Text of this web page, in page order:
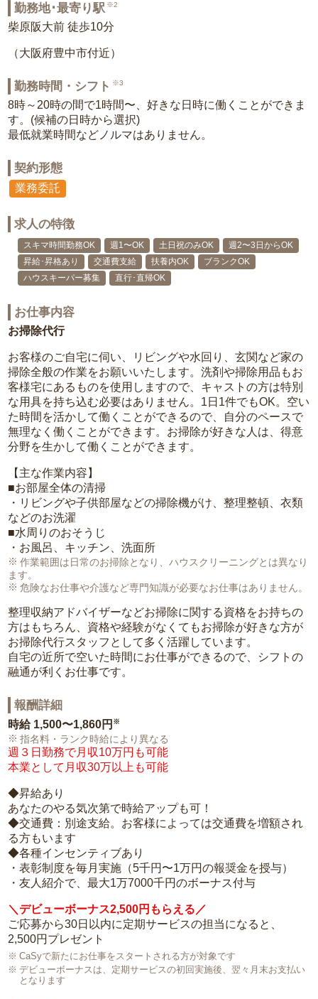
勤務地･最寄り駅 ※2
柴原阪大前 徒歩10分
（大阪府豊中市付近）
勤務時間・シフト ※3
8時～20時の間で1時間〜、好きな日時に働くことができま
す。(候補の日時から選択)
最低就業時間などノルマはありません。
契約形態
業務委託
求人の特徴
スキマ時間勤務OK 週1〜OK 土日祝のみOK
週2〜3日からOK
昇給･昇格あり
交通費支給 扶養内OK
ブランクOK
ハウスキーパー募集
直行･直帰OK
お仕事内容
お掃除代行
お客様のご自宅に伺い、リビングや水回り、玄関など家の
掃除全般の作業をお願いいたします。洗剤や掃除用品もお
客様宅にあるものを使用しますので、キャストの方は特別
な用具を持ち込む必要はありません。1日1件でもOK。空い
た時間を活かして働くことができるので、自分のペースで
無理なく働くことができます。お掃除が好きな人は、得意
分野を生かして働くことができます。
【主な作業内容】
■お部屋全体の清掃
・リビングや子供部屋などの掃除機がけ、整理整頓、衣類
などのお洗濯
■水周りのおそうじ
・お風呂、キッチン、洗面所
作業範囲は日常のお掃除となり、ハウスクリーニングとは異なり
ます。
危険なお仕事や介護など専門知識が必要なお仕事はありません。
整理収納アドバイザーなどお掃除に関する資格をお持ちの
方はもちろん、資格や経験がなくてもお掃除が好きな方が
お掃除代行スタッフとして多く活躍しています。
自宅の近所で空いた時間にお仕事ができるので、シフトの
融通が利くお仕事です。
報酬詳細
時給 1,500〜1,860円 ※
指名料・ランク時給により異なる
週３日勤務で月収10万円も可能
本業として月収30万以上も可能
◆昇給あり
あなたのやる気次第で時給アップも可！
◆交通費：別途支給。お客様によっては交通費を増額され
る方もいます
◆各種インセンティブあり
・表彰制度を毎月実施（5千円〜1万円の報奨金を授与）
・友人紹介で、最大1万7000千円のボーナス付与
＼デビューボーナス2,500円もらえる／
ご応募から30日以内に定期サービスの担当になると、
2,500円プレゼント
CaSyで新たにお仕事をスタートされる方が対象です
デビューボーナスは、定期サービスの初回実施後、翌々月末お支払い
となります